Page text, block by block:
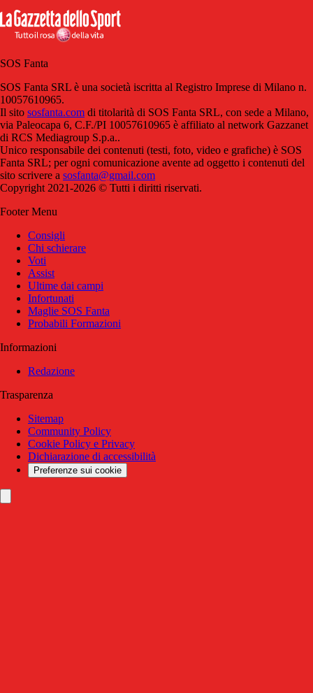
SOS Fanta
SOS Fanta SRL è una società iscritta al Registro Imprese di Milano n.
10057610965.
Il sito sosfanta.com di titolarità di SOS Fanta SRL, con sede a Milano,
via Paleocapa 6, C.F./PI 10057610965 è affiliato al network Gazzanet
di RCS Mediagroup S.p.a..
Unico responsabile dei contenuti (testi, foto, video e grafiche) è SOS
Fanta SRL; per ogni comunicazione avente ad oggetto i contenuti del
sito scrivere a sosfanta@gmail.com
Copyright 2021-2026 © Tutti i diritti riservati.
Footer Menu
Consigli
Chi schierare
Voti
Assist
Ultime dai campi
Infortunati
Maglie SOS Fanta
Probabili Formazioni
Informazioni
Redazione
Trasparenza
Sitemap
Community Policy
Cookie Policy e Privacy
Dichiarazione di accessibilità
Preferenze sui cookie